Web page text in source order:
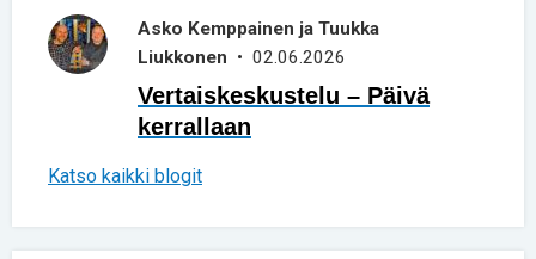
Asko Kemppainen ja Tuukka
Liukkonen • 02.06.2026
Vertaiskeskustelu – Päivä
kerrallaan
Katso kaikki blogit